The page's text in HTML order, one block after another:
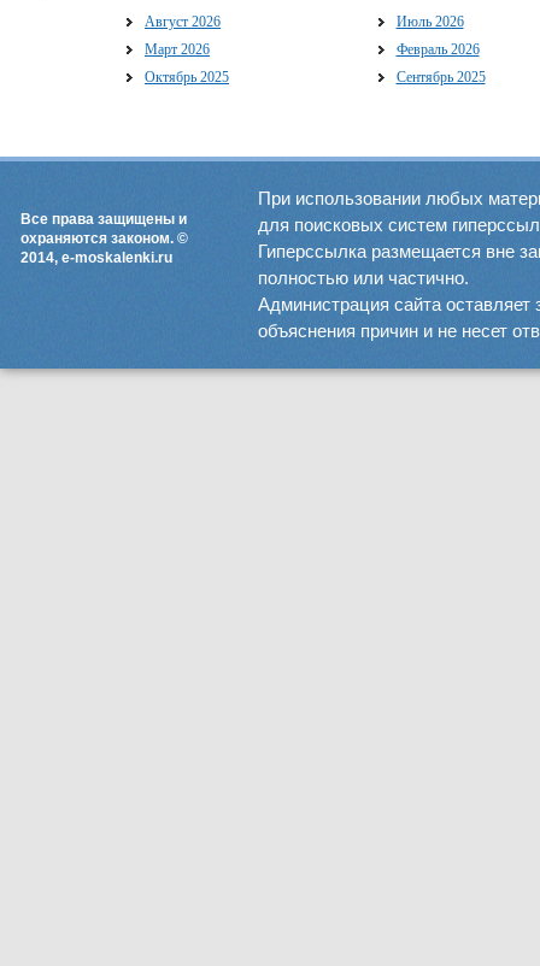
Август 2026
Июль 2026
Март 2026
Февраль 2026
Октябрь 2025
Сентябрь 2025
Все права защищены и
охраняются законом. ©
2014, e-moskalenki.ru
При использовании любых
для поисковых систем
Гиперссылка размещается вне
полностью или частично.
Администрация сайта оставляет
объяснения причин и не несет